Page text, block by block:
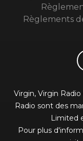
Règlements
Virgin, Virgin
Radio sont des
Limited
Pour plus